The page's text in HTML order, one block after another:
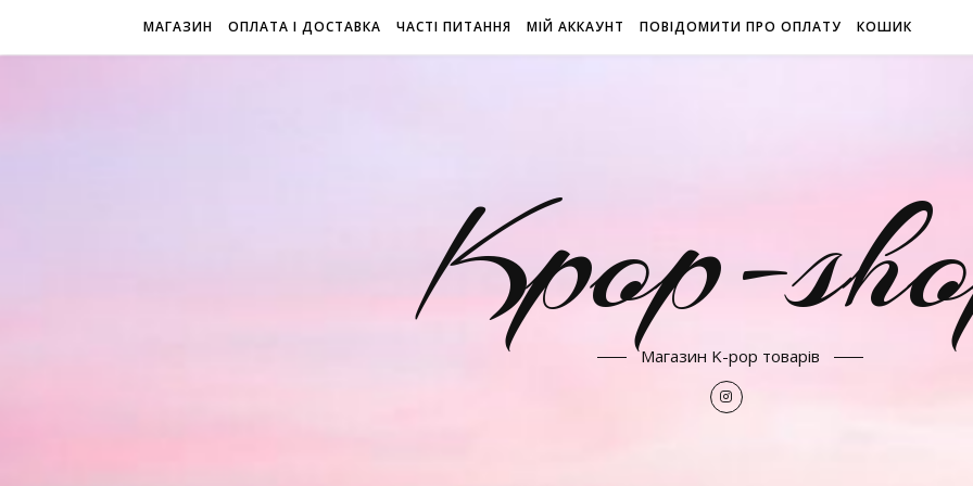
МАГАЗИН ОПЛАТА І ДОСТАВКА ЧАСТІ ПИТАННЯ МІЙ АККАУНТ ПОВІДОМИТИ ПРО ОПЛАТУ КОШИК
Kpop-
Магазин K-pop товарів